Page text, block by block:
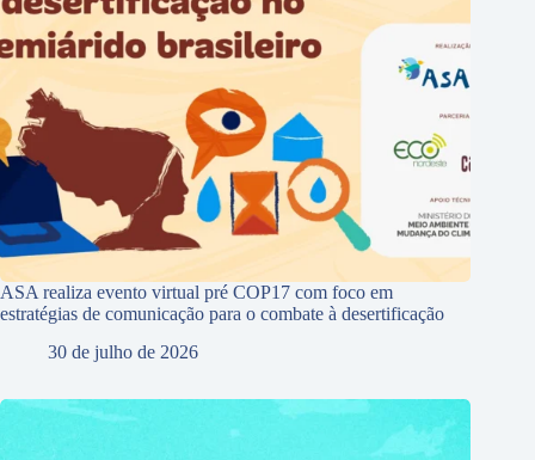
ASA realiza evento virtual pré COP17 com foco em
estratégias de comunicação para o combate à desertificação
30 de julho de 2026